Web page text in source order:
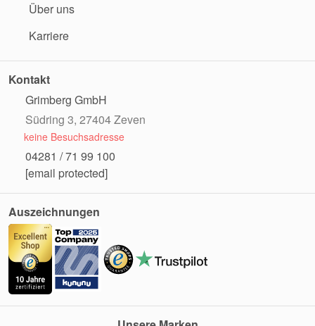
Über uns
Karriere
Kontakt
Grimberg GmbH
Südring 3, 27404 Zeven
keine Besuchsadresse
04281 / 71 99 100
[email protected]
Auszeichnungen